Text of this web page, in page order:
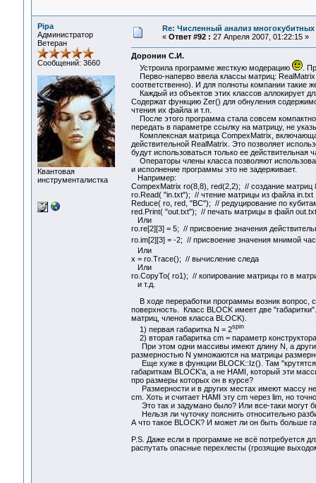
Pipa
Администратор
Ветеран
Сообщений: 3660
Квантовая
инструменталистка
Re: Численный анализ многокубитных
« Ответ #92 : 27 Апреля 2007, 01:22:15 »
Доронин С.И.
Устроила программе жесткую модерацию
.
Перво-наперво ввела классы матриц:
соответственно). И для полноты компании такие
Каждый из объектов этих классов аллокирует
Содержат функцию Zer() для обнуления
чтения их файла и т.п.
После этого программа стала совсем
передать в параметре ссылку на матрицу, не
Комплексная матрица CompexMatrix,
действительной RealMatrix. Это позволяет
будут использоваться только ее действительная
Операторы члены класса позволяют
и исполнение программы это не задерживает.
Например:
CompexMatrix ro(8,8), red(2,2); // создание матриц
ro.Read( "in.txt"); // чтение матрицы из файла in.txt
Reduce( ro, red, "BC"); // редуцирование по
red.Print( "out.txt"); // печать матрицы в файл out.txt
Или
ro.re[2][3] = 5; // присвоение значения
ro.im[2][3] = -2; // присвоение значения мнимой
Или
x = ro.Trace(); // вычисление следа
Или
ro.CopyTo( ro1); // копирование матрицы ro в
и т.д.
В ходе переработки программы возник вопрос,
поверхность. Класс BLOCK имеет две
матриц, членов класса BLOCK).
1) первая габаритка N = 2spin
2) вторая габаритка cm = параметр
При этом одни массивы имеют длину N, а
размерностью N умножаются на матрицы
Еще хуже в функции BLOCK::Iz(). Там
габариткам BLOCK'а, а не HAMI, который эти
про размеры которых он в курсе?
Размерности и в других местах имеют массу
cm. Хоть и считает HAMI эту cm через lim, но
Это так и задумано было? Или все-таки могут
Нельзя ли чуточку пояснить относительно
А что такое BLOCK? И может ли он быть больше
P.S. Даже если в программе не всё потребуется
распутать опасные перехлесты (грозящие